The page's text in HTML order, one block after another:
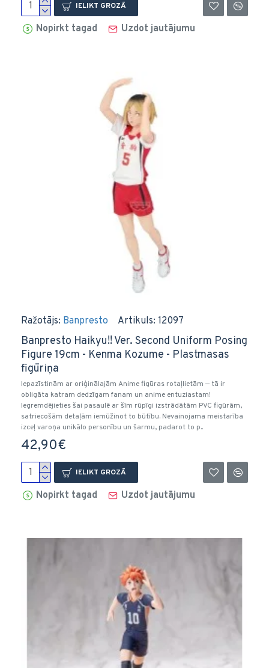
IELIKT GROZĀ
Nopirkt tagad Uzdot jautājumu
Ražotājs: Banpresto Artikuls: 12097
Banpresto Haikyu!! Ver. Second Uniform Posing
Figure 19cm - Kenma Kozume - Plastmasas
figūriņa
Iepazīstinām ar oriģinālajām Anime figūras rotaļlietām — tā ir
obligāta katram dedzīgam fanam un anime entuziastam!
Iegremdējieties šai pasaulē ar šīm rūpīgi izstrādātām PVC figūrām,
satriecošām detaļām iemūžinot to būtību. Nevainojama meistarība
izceļ varoņa unikālo personību un šarmu, padarot to p..
42,90€
IELIKT GROZĀ
Nopirkt tagad Uzdot jautājumu